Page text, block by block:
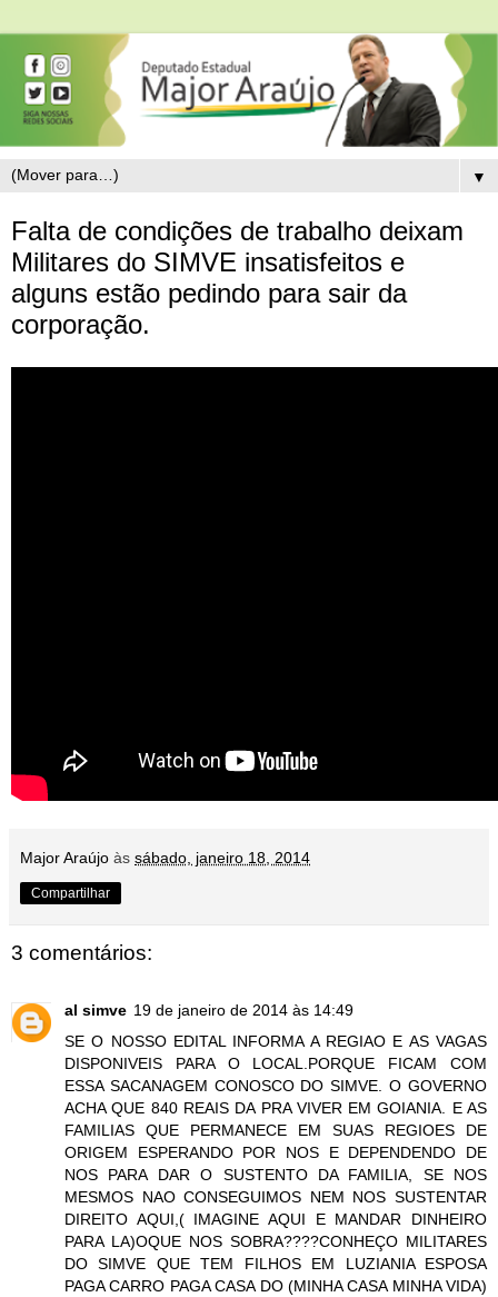
▼
Falta de condições de trabalho deixam
Militares do SIMVE insatisfeitos e
alguns estão pedindo para sair da
corporação.
Major Araújo às sábado, janeiro 18, 2014
Compartilhar
3 comentários:
al simve 19 de janeiro de 2014 às 14:49
SE O NOSSO EDITAL INFORMA A REGIAO E AS VAGAS
DISPONIVEIS PARA O LOCAL.PORQUE FICAM COM
ESSA SACANAGEM CONOSCO DO SIMVE. O GOVERNO
ACHA QUE 840 REAIS DA PRA VIVER EM GOIANIA. E AS
FAMILIAS QUE PERMANECE EM SUAS REGIOES DE
ORIGEM ESPERANDO POR NOS E DEPENDENDO DE
NOS PARA DAR O SUSTENTO DA FAMILIA, SE NOS
MESMOS NAO CONSEGUIMOS NEM NOS SUSTENTAR
DIREITO AQUI,( IMAGINE AQUI E MANDAR DINHEIRO
PARA LA)OQUE NOS SOBRA????CONHEÇO MILITARES
DO SIMVE QUE TEM FILHOS EM LUZIANIA ESPOSA
PAGA CARRO PAGA CASA DO (MINHA CASA MINHA VIDA)